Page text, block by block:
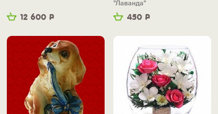
12 600 Р 450 Р
"Лаванда"